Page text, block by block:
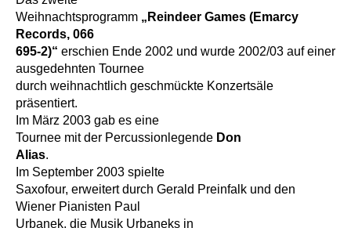
Weihnachtsprogramm „Reindeer Games (Emarcy
Records, 066
695-2)“ erschien Ende 2002 und wurde 2002/03 auf einer
ausgedehnten Tournee
durch weihnachtlich geschmückte Konzertsäle
präsentiert.
Im März 2003 gab es eine
Tournee mit der Percussionlegende Don
Alias.
Im September 2003 spielte
Saxofour, erweitert durch Gerald Preinfalk und den
Wiener Pianisten Paul
Urbanek, die Musik Urbaneks in